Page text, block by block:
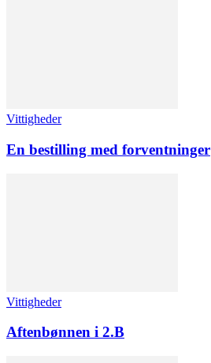
Vittigheder
En bestilling med forventninger
Vittigheder
Aftenbønnen i 2.B